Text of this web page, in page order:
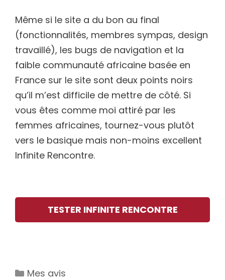
Même si le site a du bon au final
(fonctionnalités, membres sympas, design
travaillé), les bugs de navigation et la
faible communauté africaine basée en
France sur le site sont deux points noirs
qu’il m’est difficile de mettre de côté. Si
vous êtes comme moi attiré par les
femmes africaines, tournez-vous plutôt
vers le basique mais non-moins excellent
Infinite Rencontre.
TESTER INFINITE RENCONTRE
Catégories
Mes avis